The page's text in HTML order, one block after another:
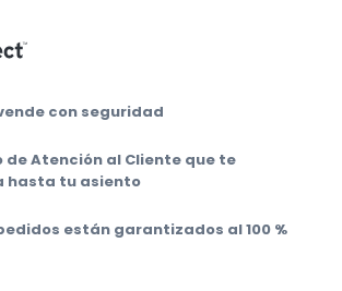
con seguridad
de Atención al Cliente que te
hasta tu asiento
están garantizados al 100 %